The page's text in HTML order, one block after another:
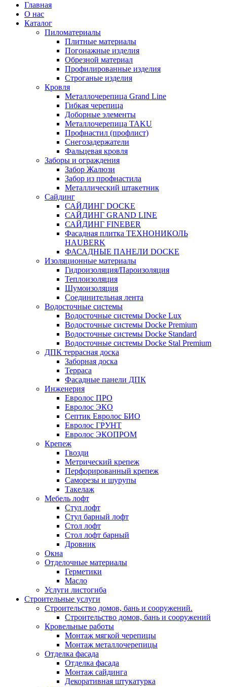
Главная
О нас
Каталог
Пиломатериалы
Плитные материалы
Погонажные изделия
Обрезной материал
Профилированные изделия
Строганые изделия
Кровля
Металлочерепица Grand Line
Гибкая черепица
Доборные элементы
Металлочерепица TAKU
Профнастил (профлист)
Снегозадержатели
Фальцевая кровля
Заборы и ограждения
Забор Жалюзи
Забор из профнастила
Металлический штакетник
Сайдинг
САЙДИНГ DOCKE
САЙДИНГ GRAND LINE
САЙДИНГ FINEBER
Фасадная плитка ТЕХНОНИКОЛЬ
HAUBERK
ФАСАДНЫЕ ПАНЕЛИ DOCKE
Изоляционные материалы
Гидроизоляция/Пароизоляция
Теплоизоляция
Шумоизоляция
Соединительная лента
Водосточные системы
Водосточные системы Docke Lux
Водосточные системы Docke Premium
Водосточные системы Docke Standard
Водосточные системы Docke Stal Premium
ДПК террасная доска
Заборная доска
Терраса
Фасадные панели ДПК
Инженерия
Евролос ПРО
Евролос ЭКО
Септик Евролос БИО
Евролос ГРУНТ
Евролос ЭКОПРОМ
Крепеж
Гвозди
Метрический крепеж
Перфорированный крепеж
Саморезы и шурупы
Такелаж
Мебель лофт
Стул лофт
Стул барный лофт
Стол лофт
Стол лофт барный
Дровник
Окна
Отделочные материалы
Герметики
Масло
Услуги листогиба
Строительные услуги
Строительство домов, бань и сооружений.
Строительство домов, бань и сооружений
Кровельные работы
Монтаж мягкой черепицы
Монтаж металлочерепицы
Отделка фасада
Отделка фасада
Монтаж сайдинга
Декоративная штукатурка